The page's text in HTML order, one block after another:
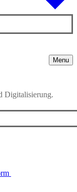
Menu
Digitalisierung.